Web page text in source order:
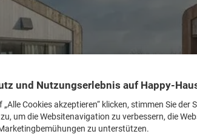
und Nutzungserlebnis auf Happy-
„Alle Cookies akzeptieren“ klicken, stimmen Sie der
um die Websitenavigation zu verbessern, die
zu unterstützen.